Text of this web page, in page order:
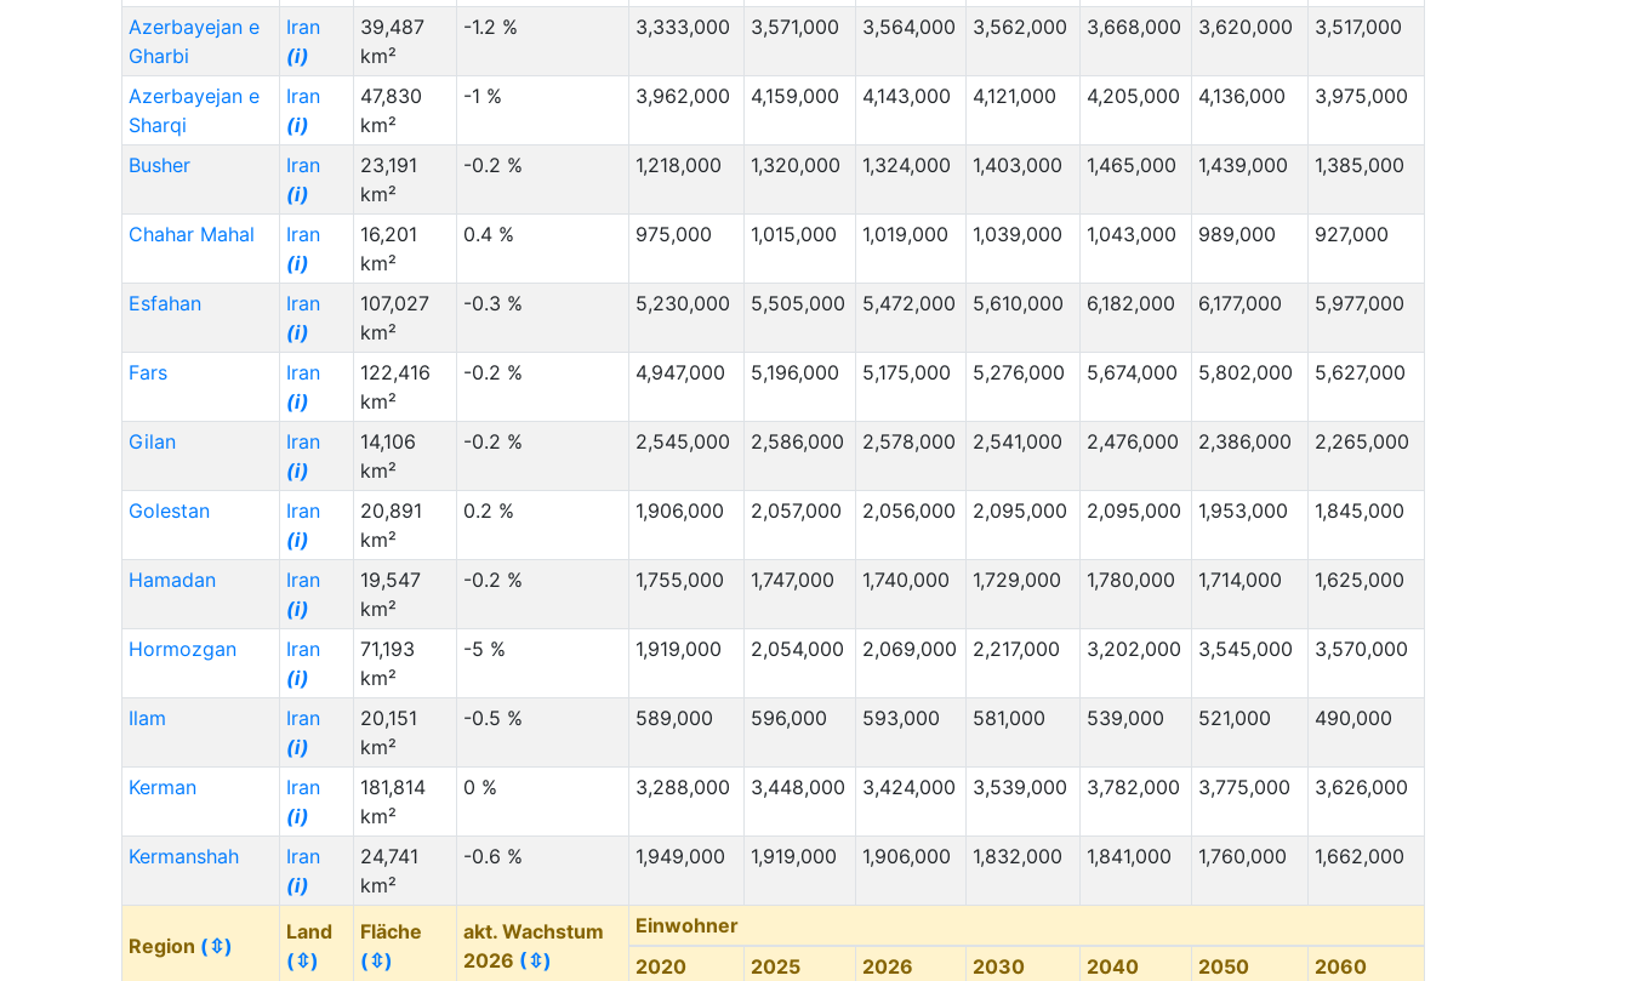
Canada (CA)
48,000
220,000
Nigeria (NG)
Kyrgyzstan (KG)(i) 35,000
7,000
Sweden (SE)(i) 30,000
35,000
(i)
90,000
Kazakhstan (KZ)
30,000
120,000
United Kingdom (GB)
(i)
Lebanon (LB)
(i) 25,000
100,000
(i)
Staat (Code)
(⇳) Migration Von(⇳) Migration Nach(⇳)
Somalia (SO)(i) 20,000
1,000
Philippines (PH)(i) 20,000
3,000
France (FR)
20,000
120,000
Vietnam (VN)(i) 18,000
2,000
Mexico (MX)
25,000
Myanmar (Burma) (MM)(i) 15,000
6,000
Bahrain (BH)
80,000
Netherlands (NL)(i)
Morocco (MA)
(i)
18,000
Jordan (JO)(i) 10,000
15,000
Israel (IL)(i) 10,000
30,000
Azerbayejan e
Gharbi
Iran
(i)
39,487
km²
-1.2 % 3,333,000 3,571,000 3,564,000 3,562,000 3,668,000 3,620,000 3,517,000
Azerbayejan e
Sharqi
Iran
(i)
47,830
km²
-1 % 3,962,000 4,159,000 4,143,000 4,121,000 4,205,000 4,136,000 3,975,000
Busher
Iran
(i)
23,191
km²
-0.2 % 1,218,000 1,320,000 1,324,000 1,403,000 1,465,000 1,439,000 1,385,000
Chahar Mahal
Iran
(i)
16,201
km²
0.4 % 975,000 1,015,000 1,019,000 1,039,000 1,043,000 989,000 927,000
Esfahan
Iran
(i)
107,027
km²
-0.3 % 5,230,000 5,505,000 5,472,000 5,610,000 6,182,000 6,177,000 5,977,000
Fars
Iran
(i)
122,416
km²
-0.2 % 4,947,000 5,196,000 5,175,000 5,276,000 5,674,000 5,802,000 5,627,000
Gilan
Iran
(i)
14,106
km²
-0.2 % 2,545,000 2,586,000 2,578,000 2,541,000 2,476,000 2,386,000 2,265,000
Golestan
Iran
(i)
20,891
km²
0.2 % 1,906,000 2,057,000 2,056,000 2,095,000 2,095,000 1,953,000 1,845,000
Hamadan
Iran
(i)
19,547
km²
-0.2 % 1,755,000 1,747,000 1,740,000 1,729,000 1,780,000 1,714,000 1,625,000
Hormozgan
Iran
(i)
71,193
km²
-5 % 1,919,000 2,054,000 2,069,000 2,217,000 3,202,000 3,545,000 3,570,000
Ilam
Iran
(i)
20,151
km²
-0.5 % 589,000 596,000 593,000 581,000 539,000 521,000 490,000
Kerman
Iran
(i)
181,814
km²
0 % 3,288,000 3,448,000 3,424,000 3,539,000 3,782,000 3,775,000 3,626,000
Kermanshah
Iran
(i)
24,741
km²
-0.6 % 1,949,000 1,919,000 1,906,000 1,832,000 1,841,000 1,760,000 1,662,000
Region (⇳)
Land
(⇳)
Fläche
(⇳)
akt. Wachstum
2026 (⇳)
Einwohner
2020
2025 2026 2030 2040 2050
2060